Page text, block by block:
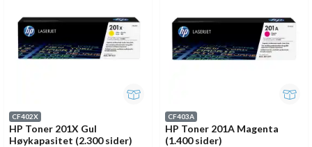
CF402X
HP Toner 201X Gul
Høykapasitet (2.300 sider)
CF403A
HP Toner 201A Magenta
(1.400 sider)